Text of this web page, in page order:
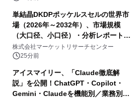
単結晶DKDPポッケルスセルの世界市
場（2026年～2032年）、市場規模
（大口径、小口径）・分析レポートを
発表
株式会社マーケットリサーチセンター
25分前
アイスマイリー、「Claude徹底解
説」を公開！ChatGPT・Copilot・
Gemini・Claudeを機能別／業務別に